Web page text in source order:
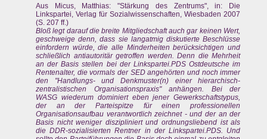
Aus Micus, Matthias: "Stärkung des Zentrums", in: Die
Linkspartei, Verlag für Sozialwissenschaften, Wiesbaden 2007
(S. 207 ff.)
Bloß legt darauf die breite Mitgliedschaft auch gar keinen Wert,
geschweige denn, dass sie langatmig diskutierte Beschlüsse
einfordern würde, die alle Minderheiten berücksichtigen und
schließlich antiautoritär getroffen werden. Denn die Mehrheit
an der Basis stellen bei der Linkspartei.PDS Ostdeutsche im
Rentenalter, die vormals der SED angehörten und noch immer
den "Handlungs- und Denkmuster(n) einer hierarchisch-
zentralistischen Organisationspraxis" anhängen. Bei der
WASG wiederum dominiert eben jener Gewerkschaftstypus,
der an der Parteispitze für einen professionellen
Organisationsaufbau verantwortlich zeichnet - und der an der
Basis nicht weniger diszipliniert und ordnungsliebend ist als
die DDR-sozialisierten Rentner in der Linkspartei.PDS. Und